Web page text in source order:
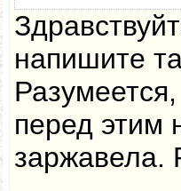
напишите
перед этим
заржавела.